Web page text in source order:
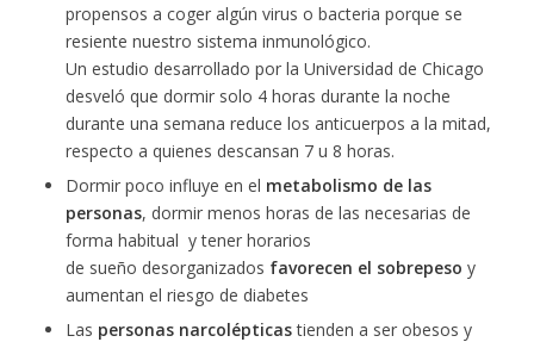
propensos a coger algún virus o bacteria porque se
resiente nuestro sistema inmunológico.
Un estudio desarrollado por la Universidad de Chicago
desveló que dormir solo 4 horas durante la noche
durante una semana reduce los anticuerpos a la mitad,
respecto a quienes descansan 7 u 8 horas.
Dormir poco influye en el metabolismo de las
personas, dormir menos horas de las necesarias de
forma habitual y tener horarios
de sueño desorganizados favorecen el sobrepeso y
aumentan el riesgo de diabetes
Las personas narcolépticastienden a ser obesos y